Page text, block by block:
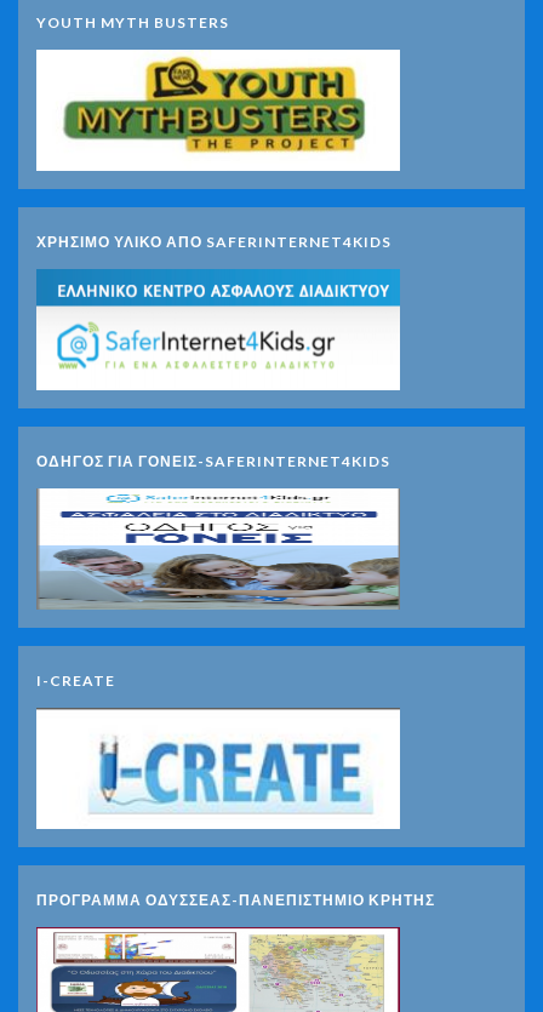
YOUTH MYTH BUSTERS
ΧΡΗΣΙΜΟ ΥΛΙΚΟ ΑΠΟ SAFERINTERNET4KIDS
ΟΔΗΓΟΣ ΓΙΑ ΓΟΝΕΙΣ-SAFERINTERNET4KIDS
I-CREATE
ΠΡΟΓΡΑΜΜΑ ΟΔΥΣΣΕΑΣ-ΠΑΝΕΠΙΣΤΗΜΙΟ ΚΡΗΤΗΣ